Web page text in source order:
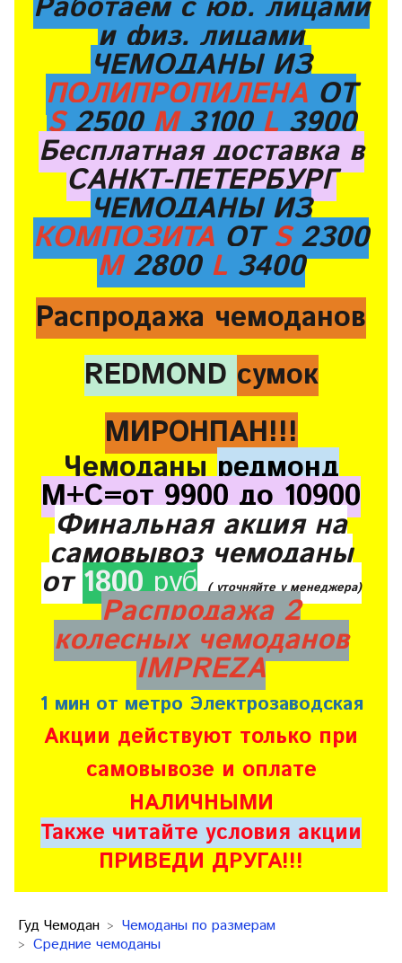
и физ. лицами
ЧЕМОДАНЫ ИЗ
ПОЛИПРОПИЛЕНА ОТ
S2500M3100L3900
Бесплатная доставка в
САНКТ-ПЕТЕРБУРГ
ЧЕМОДАНЫ ИЗ
КОМПОЗИТА ОТS2300
M2800 L 3400
Распродажа чемоданов
REDMOND сумок
МИРОНПАН!!!
Чемоданыредмонд
М+С=от 9900 до 10900
Финальная акция на
самовывоз чемоданы
от1800руб ( уточняйте у менеджера)
Распродажа 2
колесных чемоданов
IMPREZA
1 мин от метро Электрозаводская
Акции действуют только при
самовывозе и оплате
НАЛИЧНЫМИ
Также читайте условия акции
ПРИВЕДИ ДРУГА!!!
Гуд Чемодан
Чемоданы по размерам
Средние чемоданы